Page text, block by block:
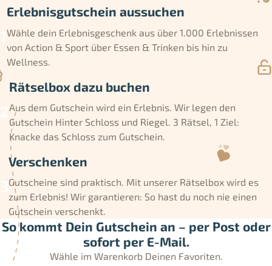
Erlebnisgutschein aussuchen
Wähle dein Erlebnisgeschenk aus über 1.000 Erlebnissen
von Action & Sport über Essen & Trinken bis hin zu
Wellness.
Rätselbox dazu buchen
Aus dem Gutschein wird ein Erlebnis. Wir legen den
Gutschein Hinter Schloss und Riegel. 3 Rätsel, 1 Ziel:
Knacke das Schloss zum Gutschein.
Verschenken
Gutscheine sind praktisch. Mit unserer Rätselbox wird es
zum Erlebnis! Wir garantieren: So hast du noch nie einen
Gutschein verschenkt.
So kommt Dein Gutschein an – per Post oder
sofort per E-Mail.
Wähle im Warenkorb Deinen Favoriten.